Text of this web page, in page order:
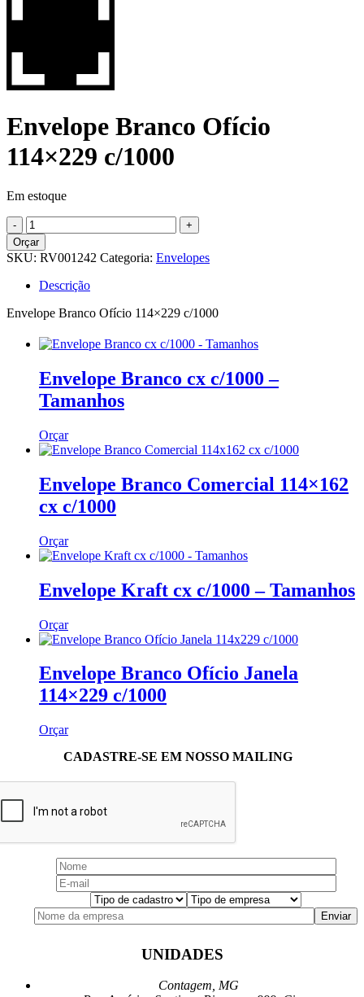
Envelope Branco Ofício
114×229 c/1000
Em estoque
Orçar
SKU: RV001242 Categoria: Envelopes
Descrição
Envelope Branco Ofício 114×229 c/1000
Envelope Branco cx c/1000 –
Tamanhos
Orçar
Envelope Branco Comercial 114×162
cx c/1000
Orçar
Envelope Kraft cx c/1000 – Tamanhos
Orçar
Envelope Branco Ofício Janela
114×229 c/1000
Orçar
CADASTRE-SE EM NOSSO MAILING
UNIDADES
Contagem, MG